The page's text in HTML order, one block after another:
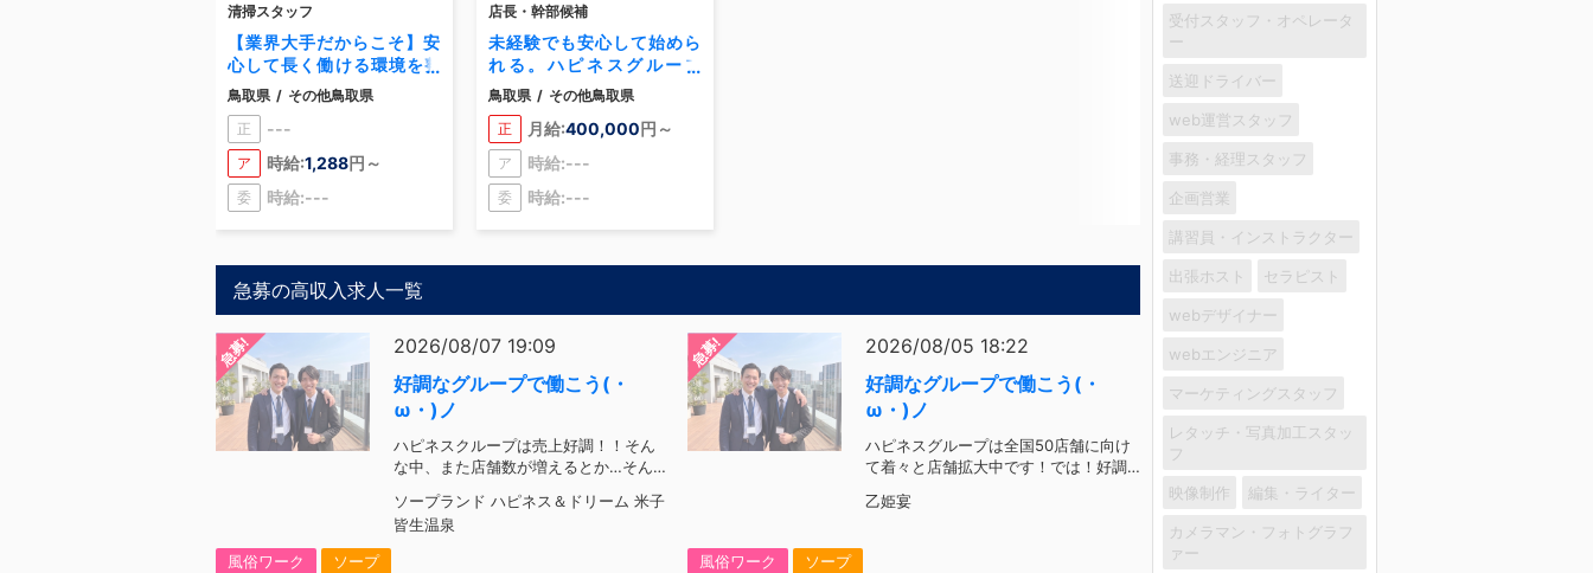
清掃スタッフ
【業界大手だからこそ】安
心して長く働ける環境を整
備しています。
鳥取県 / その他鳥取県
正
---
ア 時給:1,288円～
委 時給:---
店長・幹部候補
未経験でも安心して始めら
れる。ハピネスグループ
は、あなたの“最初の一歩”を
全力で応援します！
鳥取県 / その他鳥取県
正
月給:400,000円～
ア 時給:---
委 時給:---
急募の高収入求人一覧
急募!
2026/08/07 19:09
好調なグループで働こう(・
ω・)ノ
ハピネスクループは売上好調！！そん
な中、また店舗数が増えるとか…そんな
スグループで働く利点とは！？新しい
お店がまた増える予定なので役職ポス
ソープランド ハピネス＆ドリーム 米子
皆生温泉
風俗ワーク
ソープ
急募!
2026/08/05 18:22
好調なグループで働こう(・
ω・)ノ
ハピネスグループは全国50店舗に向け
て着々と店舗拡大中です！では！好調
は！？新しいお店がまた増えるので役
乙姫宴
風俗ワーク ソープ
受付スタッフ・オペレータ
ー
送迎ドライバー
web運営スタッフ
事務・経理スタッフ
企画営業
講習員・インストラクター
出張ホスト セラピスト
webデザイナー
webエンジニア
マーケティングスタッフ
レタッチ・写真加工スタッ
フ
映像制作 編集・ライター
カメラマン・フォトグラフ
ァー